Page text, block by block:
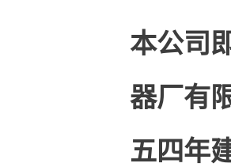
本公司
器厂有
五四年